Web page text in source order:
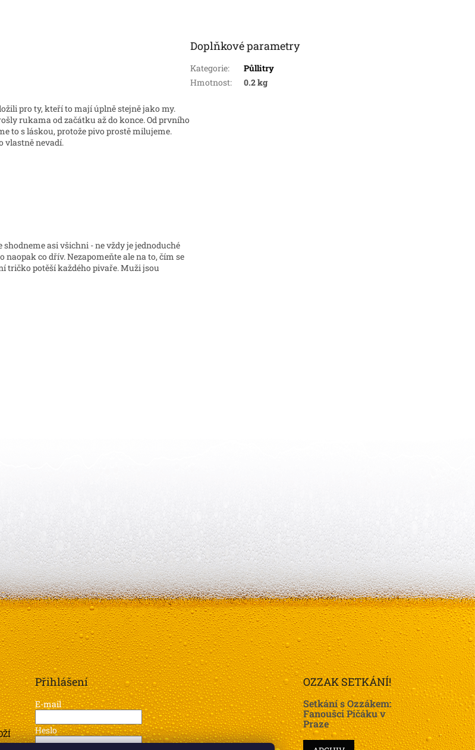
pro ty, kteří to mají úplně stejně jako my.
rukama od začátku až do konce. Od prvního
to s láskou, protože pivo prostě milujeme.
vlastně nevadí.
asi všichni - ne vždy je jednoduché
co dřív. Nezapomeňte ale na to, čím se
tričko potěší každého pivaře. Muži jsou
Doplňkové parametry
Kategorie:
Půllitry
Hmotnost: 0.2 kg
Přihlášení
E-mail
Heslo
OZZAK SETKÁNÍ!
Setkání s Ozzákem:
Fanoušci Pičáku v
Praze